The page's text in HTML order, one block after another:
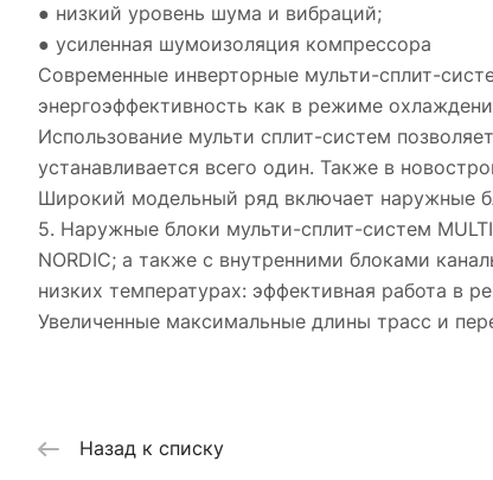
● низкий уровень шума и вибраций;
● усиленная шумоизоляция компрессора
Современные инверторные мульти-сплит-
энергоэффективность как в режиме
Использование мульти сплит-систем
устанавливается всего один. Также в
Широкий модельный ряд включает наружные
5. Наружные блоки мульти-сплит-систем
NORDIC; а также с внутренними блоками
низких температурах: эффективная работа в
Увеличенные максимальные длины трасс и
Назад к списку